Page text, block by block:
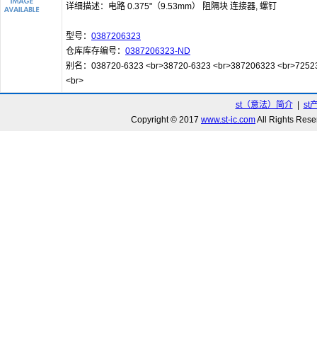
详细描述：电路 0.375"（9.53mm） 阻隔块 连接器, 螺钉
型号： 0387206323
仓库库存编号： 0387206323-ND
别名：038720-6323 <br>38720-6323 <br>387206323
<br>
st（意法）简介| st
Copyright © 2017 www.st-ic.comAll Rights